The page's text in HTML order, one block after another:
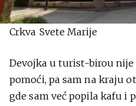
Crkva Svete Marije
Devojka u turist-birou nije
pomoći, pa sam na kraju
gde sam već popila kafu i